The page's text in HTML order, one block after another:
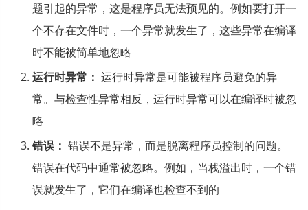
题引起的异常，这是程序员无法预见的。例如要打开一
个不存在文件时，一个异常就发生了，这些异常在编译
时不能被简单地忽略
运行时异常： 运行时异常是可能被程序员避免的异
常。与检查性异常相反，运行时异常可以在编译时被忽
略
错误： 错误不是异常，而是脱离程序员控制的问题。
错误在代码中通常被忽略。例如，当栈溢出时，一个错
误就发生了，它们在编译也检查不到的